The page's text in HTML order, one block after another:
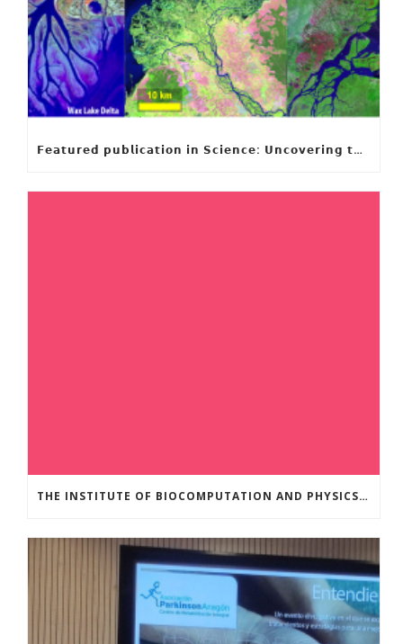
𝗙𝗲𝗮𝘁𝘂𝗿𝗲𝗱 𝗽𝘂𝗯𝗹𝗶𝗰𝗮𝘁𝗶𝗼𝗻 𝗶𝗻 𝗦𝗰𝗶𝗲𝗻𝗰𝗲: 𝗨𝗻𝗰𝗼𝘃𝗲𝗿𝗶𝗻𝗴 𝘁𝗵𝗲 𝗵𝗶𝗱𝗱𝗲𝗻 𝗿𝘂𝗹𝗲𝘀 𝗯𝗲𝗵𝗶𝗻𝗱 𝗿𝗶𝘃𝗲𝗿 𝗱𝗲𝗹𝘁𝗮 𝗴𝗲𝗼𝗺𝗲𝘁𝗿𝘆 𝗮𝗻𝗱 𝗴𝗿𝗼𝘄𝘁𝗵
THE INSTITUTE OF BIOCOMPUTATION AND PHYSICS OF COMPLEX SYSTEMS AT THE UNIVERSITY OF ZARAGOZA ORGANISED THE WORKSHOP “THE JOURNEY THROUGH THE DIGESTIVE SYSTEM” FOR MEMBERS OF THE UTRILLO ASSOCIATION